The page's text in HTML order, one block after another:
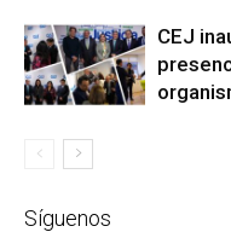
CEJ
Síguenos